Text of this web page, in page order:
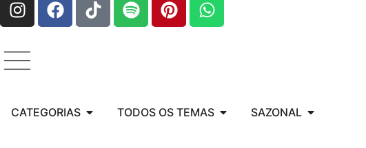
CATEGORIAS TODOS OS TEMAS SAZONAL